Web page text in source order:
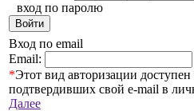
вход по паролю
Войти
Вход по email
Email:
*Этот вид авторизации доступен
подтвердивших свой e-mail в
Далее